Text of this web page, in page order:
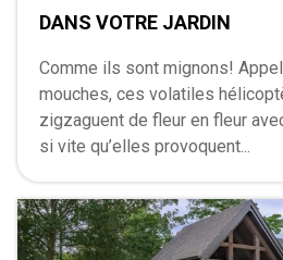
DANS VOTRE JARDIN
Comme ils sont mignons!
mouches, ces volatiles
zigzaguent de fleur en fleur
si vite qu’elles provoquent...